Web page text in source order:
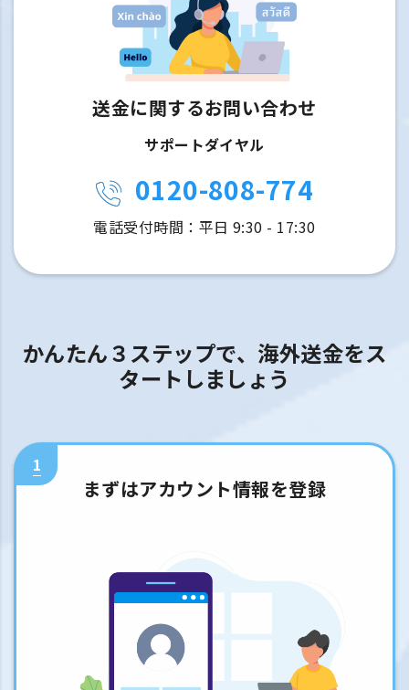
送金に関するお問い合わせ
サポートダイヤル
0120-808-774
電話受付時間：平日 9:30 - 17:30
かんたん３ステップで、海外送金をス
タートしましょう
1
まずはアカウント情報を登録